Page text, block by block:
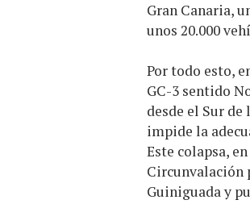
Gran Canaria,
unos 20.000
Por todo esto,
GC-3 sentido
desde el Sur de
impide la
Este colapsa,
Circunvalación
Guiniguada y